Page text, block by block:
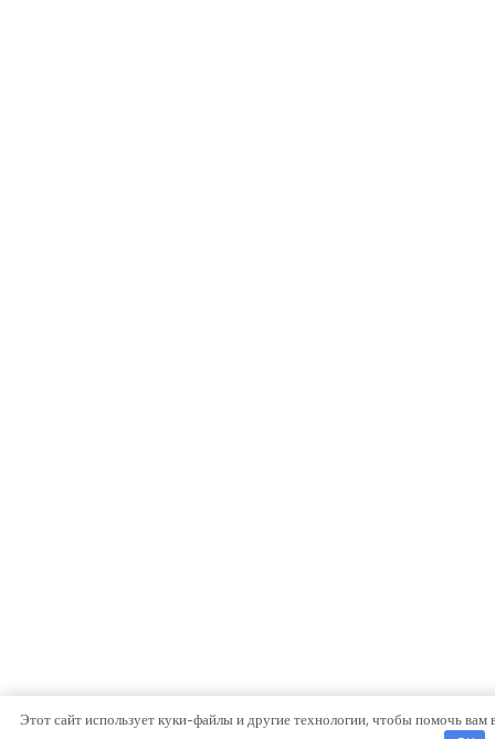
Этот сайт использует куки-файлы и другие технологии, чтобы помочь вам